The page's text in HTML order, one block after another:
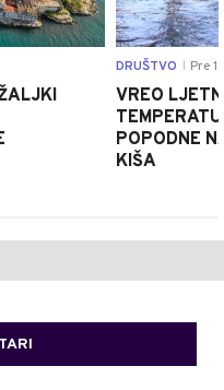
DRUŠTVO Pre
VREO
POPODNE
KIŠA